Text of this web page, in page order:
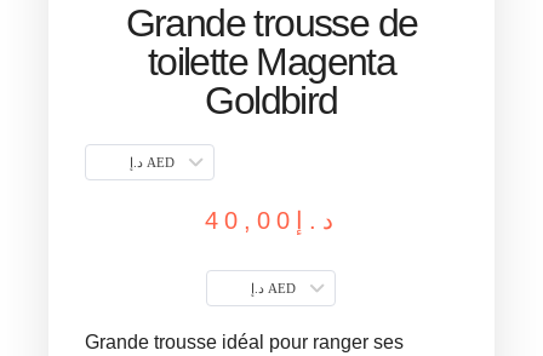
Grande trousse de
toilette Magenta
Goldbird
د.إ AED
د.إ 40,00
د.إ AED
Grande trousse idéal pour ranger ses